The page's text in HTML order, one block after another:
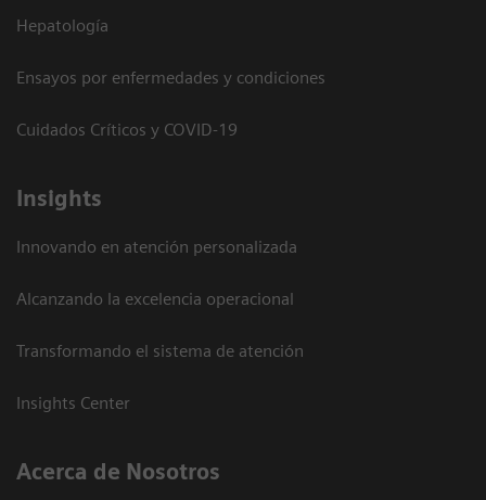
Hepatología
Ensayos por enfermedades y condiciones
Cuidados Críticos y COVID-19
Insights
Innovando en atención personalizada
Alcanzando la excelencia operacional
Transformando el sistema de atención
Insights Center
Acerca de Nosotros